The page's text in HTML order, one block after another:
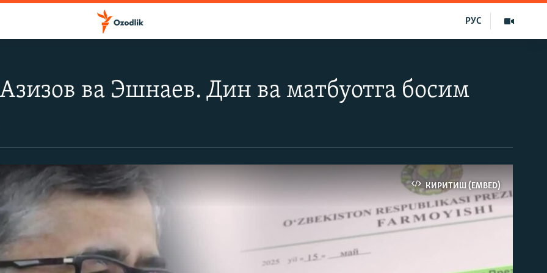
РУС
ва Эшнаев. Дин ва матбуотга босим
КИРИТИШ (EMBED)